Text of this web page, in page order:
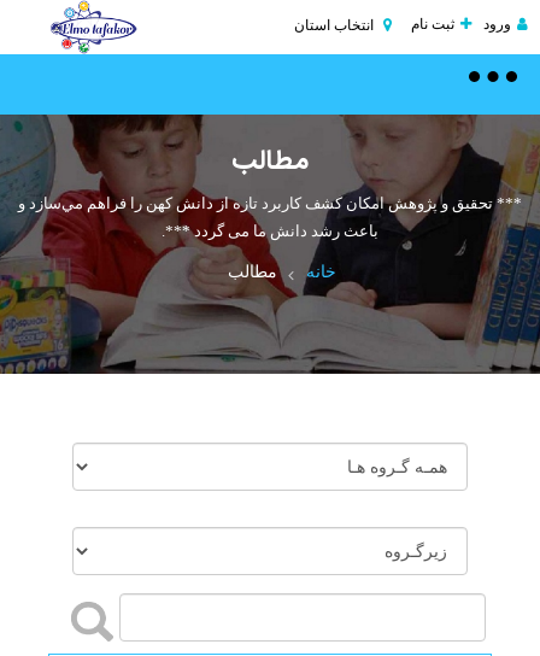
ورود ثبت نام انتخاب استان
Toggle
مطالب
*** تحقیق و پژوهش امكان كشف كاربرد تازه از دانش كهن را فراهم مي‌سازد و
باعث رشد دانش ما می گردد ***.
خانه مطالب